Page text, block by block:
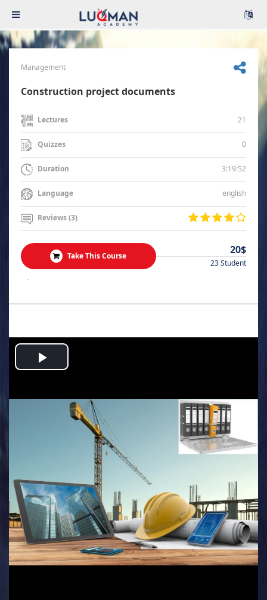
Management
Construction project documents
Lectures 21
Quizzes 0
Duration 3:19:52
Language english
Reviews (3)
Take This Course 20$
23 Student
.
Play
Video